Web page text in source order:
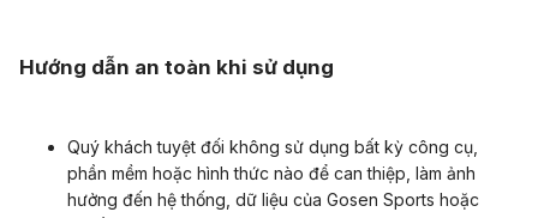
Hướng dẫn an toàn khi sử dụng
Quý khách tuyệt đối không sử dụng bất kỳ công cụ,
phần mềm hoặc hình thức nào để can thiệp, làm ảnh
hưởng đến hệ thống, dữ liệu của Gosen Sports hoặc